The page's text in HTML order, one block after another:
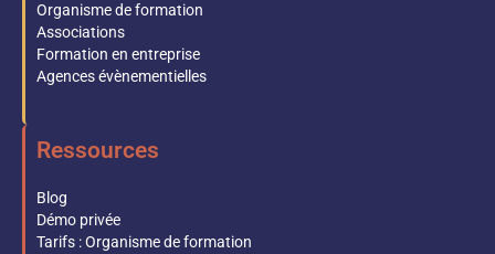
Organisme de formation
Associations
Formation en entreprise
Agences évènementielles
Ressources
Blog
Démo privée
Tarifs : Organisme de formation